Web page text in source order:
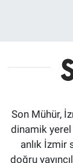
Son Mühür,
dinamik yerel
anlık İzmir
doğru